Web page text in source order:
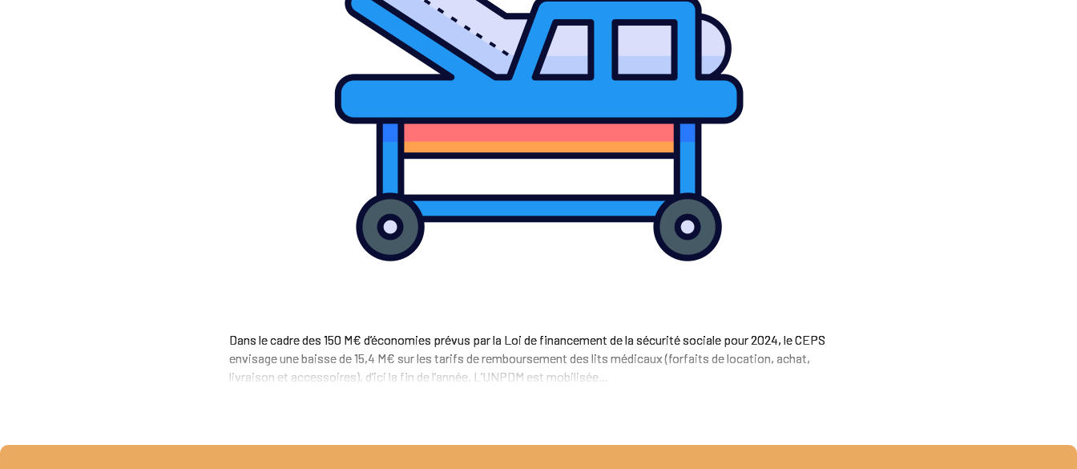
Dans le cadre des 150 M€ d’économies prévus par la Loi de financement de la sécurité sociale pour 2024, le CEPS
envisage une baisse de 15,4 M€ sur les tarifs de remboursement des lits médicaux (forfaits de location, achat,
livraison et accessoires), d’ici la fin de l’année. L’UNPDM est mobilisée...